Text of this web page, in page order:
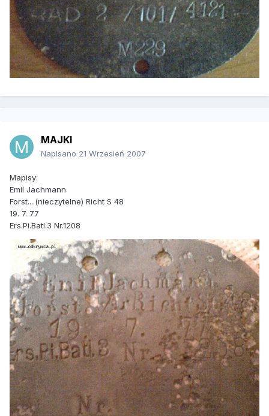
MAJKI
Napisano 21 Wrzesień 2007
Mapisy:
Emil Jachmann
Forst....(nieczytelne) Richt S 48
19. 7. 77
Ers.Pi.Batl.3 Nr.1208